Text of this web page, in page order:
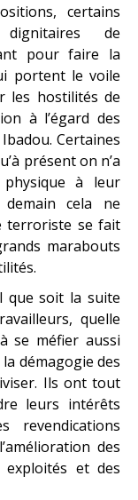
certains
de
pour faire la
portent le voile
les hostilités de
à l’égard des
Certaines
présent on n’a
à leur
cela ne
terroriste se fait
marabouts
que soit la suite
quelle
se méfier aussi
démagogie des
Ils ont tout
leurs intérêts
revendications
des
exploités et des